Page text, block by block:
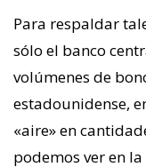
Para respaldar
sólo el banco
volúmenes de
estadounidense,
«aire» en
podemos ver en